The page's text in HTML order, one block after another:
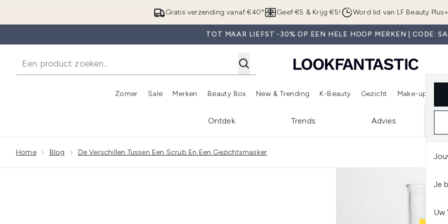
Overslaan naar de hoofdinhoud
Gratis verzending vanaf €40* Geef €5 & Krijg €5! Word lid van LF Beauty Plus+
TOT MAAR LIEFST -30% OP EEN HELE HOOP MERKEN | CODE:
Je
Uw
Zomer
Enter submenu (Zomer)
Sale
Enter submenu (Sale)
Merken
Enter submenu (Merken)
Beauty Box
Enter submenu (Beauty Box)
New & Trending
Enter submenu (New & Trending)
K-Beauty
Enter submenu (K-Beauty)
Gezicht Make-up
Ontdek Trends Advies
Home Blog De Verschillen Tussen Een Scrub En Een Gezichtsmasker